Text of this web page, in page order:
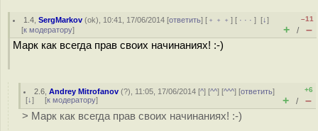
1.4 ,SergMarkov (ok), 10:41, 17/06/2014 [ответить] [ ﹢﹢﹢] [ · · ·][↓]
[к модератору]
–11
+ / –
Марк как всегда прав своих начинаниях! :-)
2.6 ,Andrey Mitrofanov (?), 11:05, 17/06/2014 [^] [^^] [^^^] [ответить]
[↓] [к модератору]
+6
+ / –
> Марк как всегда прав своих начинаниях! :-)